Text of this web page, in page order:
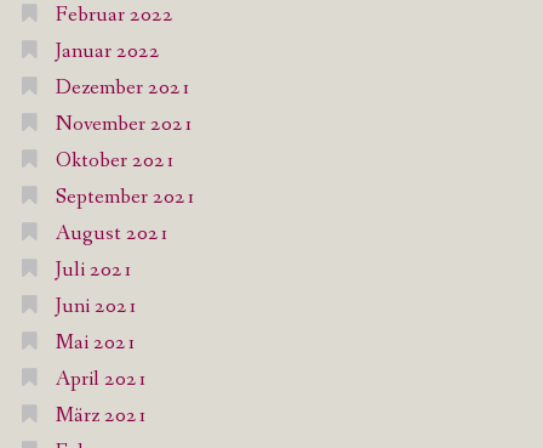
Februar 2022
Januar 2022
Dezember 2021
November 2021
Oktober 2021
September 2021
August 2021
Juli 2021
Juni 2021
Mai 2021
April 2021
März 2021